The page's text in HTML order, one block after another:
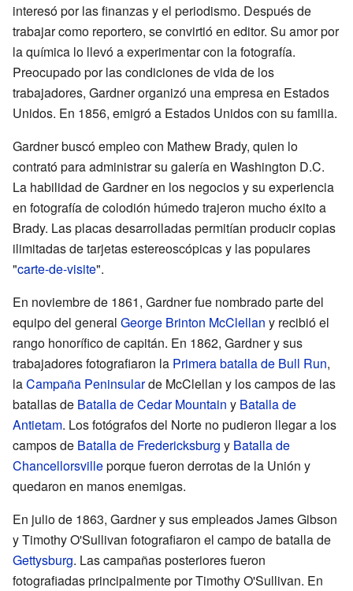
interesó por las finanzas y el periodismo. Después de
trabajar como reportero, se convirtió en editor. Su amor por
la química lo llevó a experimentar con la fotografía.
Preocupado por las condiciones de vida de los
trabajadores, Gardner organizó una empresa en Estados
Unidos. En 1856, emigró a Estados Unidos con su familia.
Gardner buscó empleo con Mathew Brady, quien lo
contrató para administrar su galería en Washington D.C.
La habilidad de Gardner en los negocios y su experiencia
en fotografía de colodión húmedo trajeron mucho éxito a
Brady. Las placas desarrolladas permitían producir copias
ilimitadas de tarjetas estereoscópicas y las populares
"carte-de-visite".
En noviembre de 1861, Gardner fue nombrado parte del
equipo del general George Brinton McClellan y recibió el
rango honorífico de capitán. En 1862, Gardner y sus
trabajadores fotografiaron la Primera batalla de Bull Run,
laCampaña Peninsularde McClellan y los campos de las
batallas de Batalla de Cedar Mountain y Batalla de
Antietam. Los fotógrafos del Norte no pudieron llegar a los
campos de Batalla de Fredericksburg y Batalla de
Chancellorsvilleporque fueron derrotas de la Unión y
quedaron en manos enemigas.
En julio de 1863, Gardner y sus empleados James Gibson
y Timothy O'Sullivan fotografiaron el campo de batalla de
Gettysburg. Las campañas posteriores fueron
fotografiadas principalmente por Timothy O'Sullivan. En